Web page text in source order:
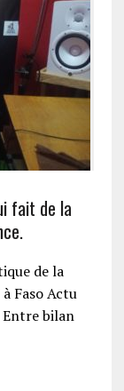
fait de la
de la
Faso Actu
Entre bilan